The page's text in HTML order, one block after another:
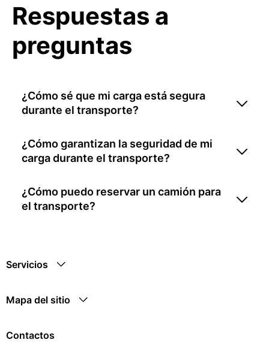
Respuestas a
preguntas
¿Cómo sé que mi carga está segura
durante el transporte?
¿Cómo garantizan la seguridad de mi
carga durante el transporte?
¿Cómo puedo reservar un camión para
el transporte?
Servicios
Mapa del sitio
Contactos